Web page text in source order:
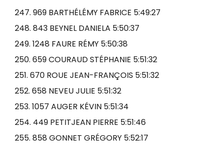
247. 969 BARTHÉLÉMY FABRICE 5:49:27
248. 843 BEYNEL DANIELA 5:50:37
249. 1248 FAURE RÉMY 5:50:38
250. 659 COURAUD STÉPHANIE 5:51:32
251. 670 ROUE JEAN-FRANÇOIS 5:51:32
252. 658 NEVEU JULIE 5:51:32
253. 1057 AUGER KÉVIN 5:51:34
254. 449 PETITJEAN PIERRE 5:51:46
255. 858 GONNET GRÉGORY 5:52:17